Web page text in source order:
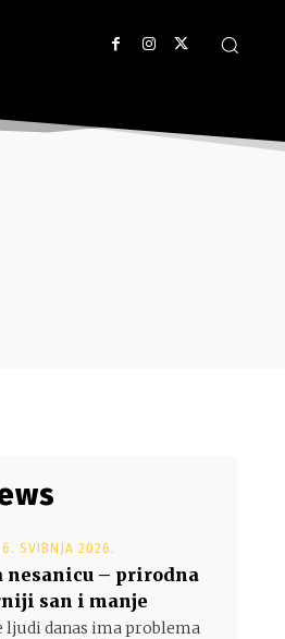
6. SVIBNJA 2026.
nesanicu – prirodna
san i manje
ljudi danas ima problema